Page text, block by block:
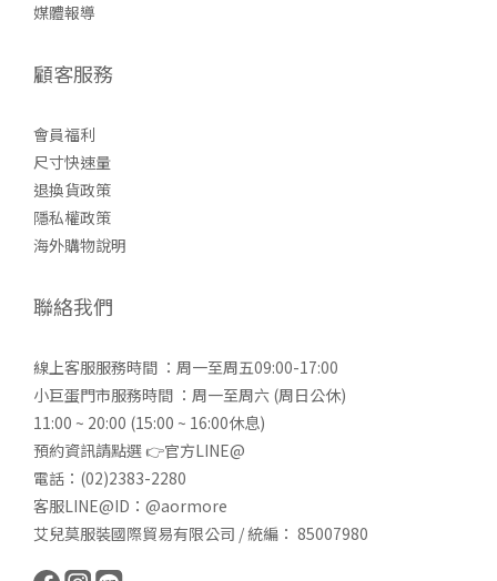
媒體報導
顧客服務
會員福利
尺寸快速量
退換貨政策
隱私權政策
海外購物說明
聯絡我們
線上客服服務時間 ：周一至周五09:00-17:00
小巨蛋門市服務時間 ：周一至周六 (周日公休)
11:00 ~ 20:00 (15:00 ~ 16:00休息)
預約資訊請點選 👉官方LINE@
電話：(02)2383-2280
客服LINE@ID：@aormore
艾兒莫服裝國際貿易有限公司 / 統編： 85007980